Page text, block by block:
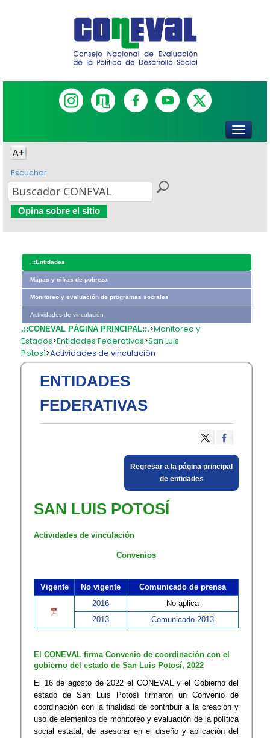
Escuchar
Opina sobre el sitio
.::Entidades
Mapas y cifras de pobreza
Monitoreo y evaluación de programas sociales
Actividades de vinculación
.::CONEVAL PÁGINA PRINCIPAL::.>Monitoreo y
Estados>Entidades Federativas>San Luis
Potosí>Actividades de vinculación
ENTIDADES
FEDERATIVAS
​Regresar a la página principal
​de entidades​
SAN LUIS POTOSÍ
Actividades de vinculación
Convenios
Vigente No vigente
Comunicado de prensa
2016
No aplica
2013
Comunicado 2013
El CONEVAL firma Convenio de coordinación con el
gobierno del estado de San Luis Potosí, 2022
El 16 de agosto de 2022 el CONEVAL y el Gobierno del
estado de San Luis Potosí firmaron un Convenio de
coordinación con la finalidad de contribuir a la creación y
uso de elementos de monitoreo y evaluación de la política
social estatal; de asesorar en el diseño y aplicación del